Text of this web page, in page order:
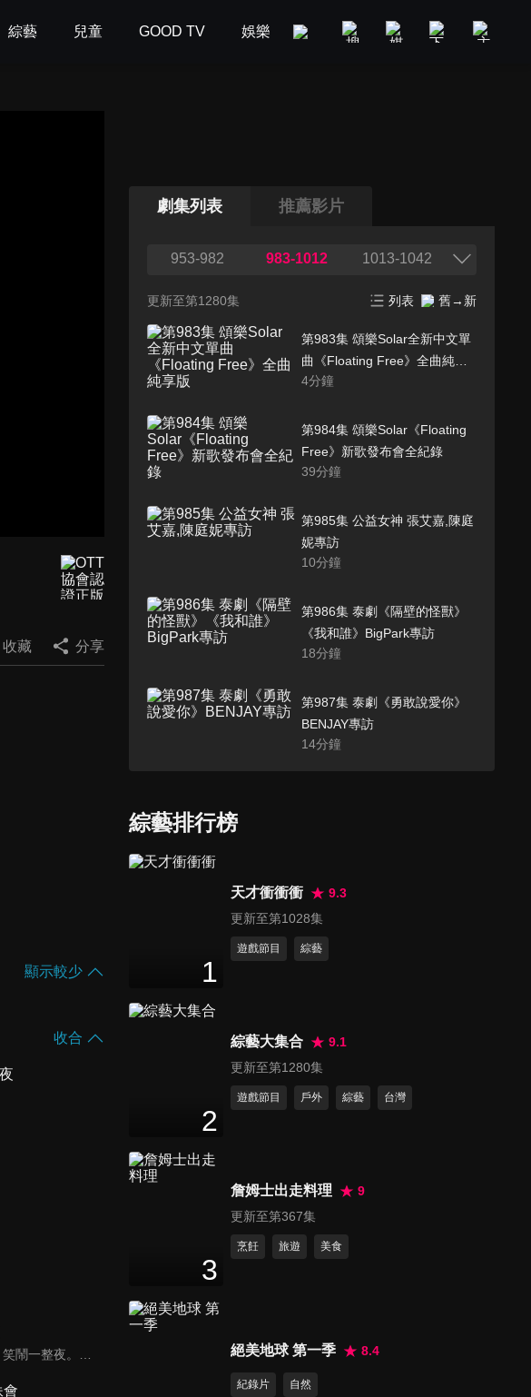
綜藝 兒童 GOOD TV 娛樂 美食旅遊 新聞政論
收藏 分享
顯示較少
收合
劇集列表 推薦影片
953-982 983-1012 1013-1042
更新至第1280集 列表 舊→新
第983集 頌樂Solar全新中文單
曲《Floating Free》全曲純享
版
4分鐘
第984集 頌樂Solar《Floating
Free》新歌發布會全紀錄
39分鐘
第985集 公益女神 張艾嘉,陳庭
妮專訪
10分鐘
第986集 泰劇《隔壁的怪獸》
《我和誰》BigPark專訪
18分鐘
第987集 泰劇《勇敢說愛你》
BENJAY專訪
14分鐘
第989集 伍佰 ＆ China Blue
7分鐘
第991集 EXILE 放浪兄弟媒體
30 分鐘
2分鐘
第993集 性感精靈 全恩菲專訪
5
分鐘
綜藝排行榜
1
天才衝衝衝
9.3
更新至第1028集
遊戲節目 綜藝
2
綜藝大集合
9.1
更新至第1280集
遊戲節目 戶外 綜藝 台灣
3
詹姆士出走料理
9
更新至第367集
烹飪 旅遊 美食
絕美地球 第一季 8.4
紀錄片 自然